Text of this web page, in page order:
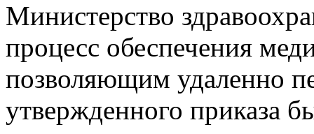
Министерство
процесс обеспечения
позволяющим удаленно
утвержденного приказа